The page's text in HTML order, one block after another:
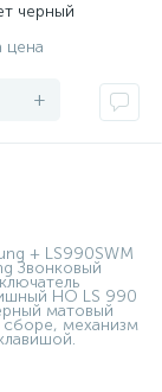
черный
цена
+